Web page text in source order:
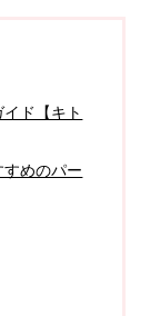
ド【キト
めのパー